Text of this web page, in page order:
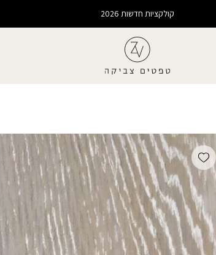
קולקציות חדשות 2026
Add wishlist